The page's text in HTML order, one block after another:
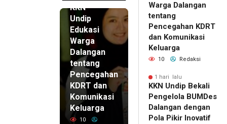
KKN
Undip
Edukasi
Warga
Dalangan
tentang
Pencegahan
KDRT dan
Komunikasi
Keluarga
10
Warga Dalangan
tentang
Pencegahan KDRT
dan Komunikasi
Keluarga
10 Redaksi
1 hari lalu
KKN Undip Bekali
Pengelola BUMDes
Dalangan dengan
Pola Pikir Inovatif